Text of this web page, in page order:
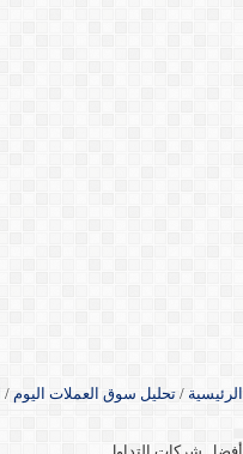
الرئيسية / تحليل سوق العملات اليوم /